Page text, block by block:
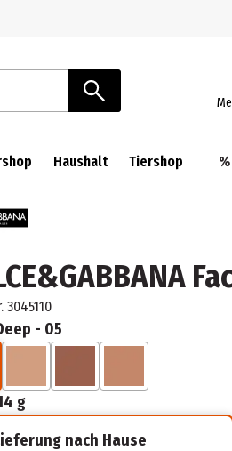
Haushalt Tiershop
3045110
- 05
g
nach Hause